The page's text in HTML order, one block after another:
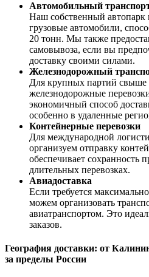
Автомобильный
Наш собственный автопарк
грузовые автомобили,
20 тонн. Мы также
самовывоза, если вы
доставку своими силами.
Железнодорожный
Для крупных партий свыше
железнодорожные
экономичный способ
особенно в удаленные
Контейнерные перевозки
Для международной
организуем отправку
обеспечивает сохранность
длительных перевозках.
Авиадоставка
Если требуется
можем организовать
авиатранспортом. Это
заказов.
География доставки: от
за пределы России